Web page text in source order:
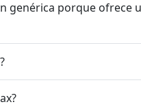
genérica porque ofrece